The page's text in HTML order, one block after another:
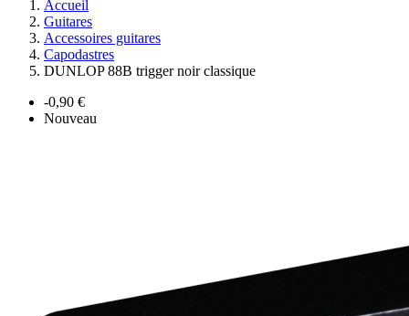
Accueil
Guitares
Accessoires guitares
Capodastres
DUNLOP 88B trigger noir classique
-0,90 €
Nouveau